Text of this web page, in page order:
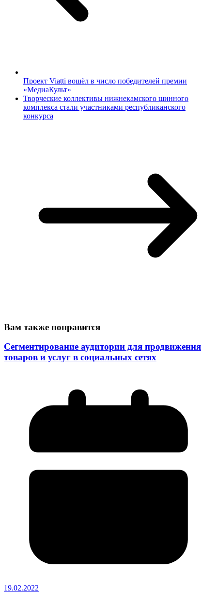
Проект Viatti вошёл в число победителей премии
«МедиаКульт»
Творческие коллективы нижнекамского шинного
комплекса стали участниками республиканского
конкурса
Вам также понравится
Сегментирование аудитории для продвижения
товаров и услуг в социальных сетях
19.02.2022